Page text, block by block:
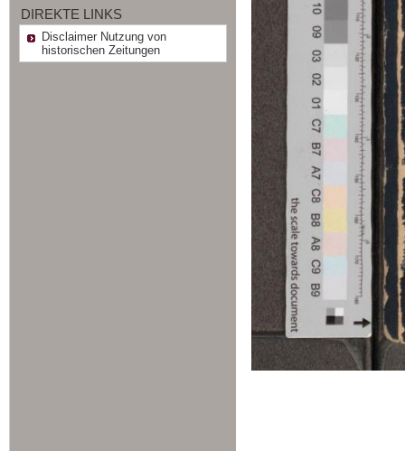
DIREKTE LINKS
Disclaimer Nutzung von
historischen Zeitungen